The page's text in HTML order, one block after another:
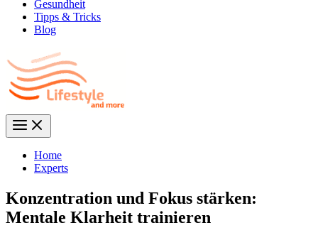
Gesundheit
Tipps & Tricks
Blog
Home
Experts
Konzentration und Fokus stärken:
Mentale Klarheit trainieren